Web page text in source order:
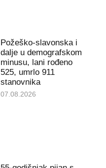
Požeško-slavonska i
dalje u demografskom
minusu, lani rođeno
525, umrlo 911
stanovnika
07.08.2026